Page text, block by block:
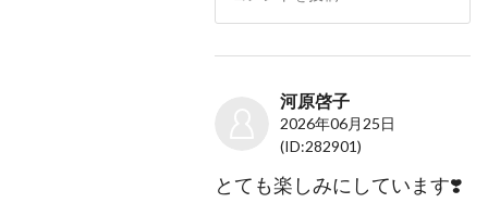
河原啓子
2026年06月25日
(ID:282901)
とても楽しみにしています❣️